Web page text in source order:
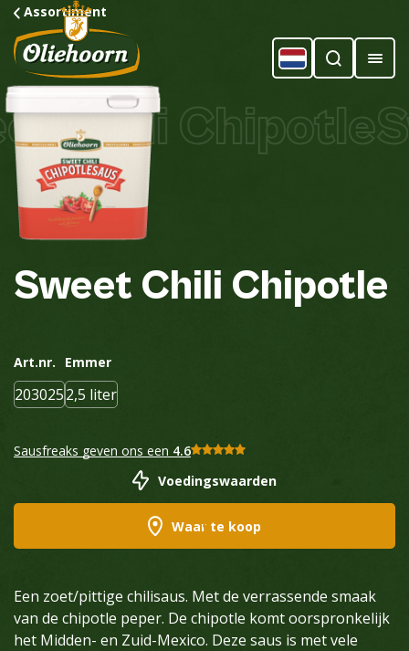
Assortiment
Chili Chipotle
Sweet Chili Chipotle
Art.nr.
203025
Emmer
2,5 liter
Sausfreaks geven ons een 4.6
Voedingswaarden
Waar te koop
Een zoet/pittige chilisaus. Met de verrassende smaak
van de chipotle peper. De chipotle komt oorspronkelijk
het Midden- en Zuid-Mexico. Deze saus is met vele